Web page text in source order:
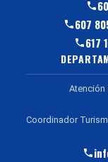
607
617
Atención
Coordinador